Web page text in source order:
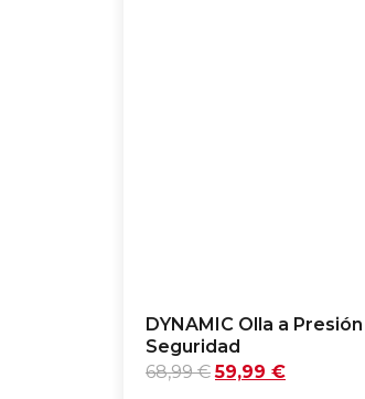
DYNAMIC Olla a
Seguridad
68,99€ 59,99 €